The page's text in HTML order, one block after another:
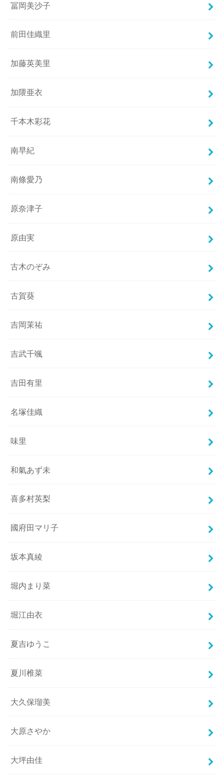
冨岡美沙子
前田佳織里
加藤英美里
加隈亜衣
千本木彩花
南早紀
南條愛乃
原奈津子
原由実
古木のぞみ
古賀葵
吉岡茉祐
吉武千颯
吉田有里
名塚佳織
味里
和氣あず未
喜多村英梨
國府田マリ子
坂本真綾
堀内まり菜
堀江由衣
夏吉ゆうこ
夏川椎菜
大久保瑠美
大原さやか
大坪由佳